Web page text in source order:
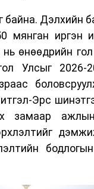
байна. Дэлхийн
мянган иргэн
өнөөдрийн
Улсыг
Эрс
замаар